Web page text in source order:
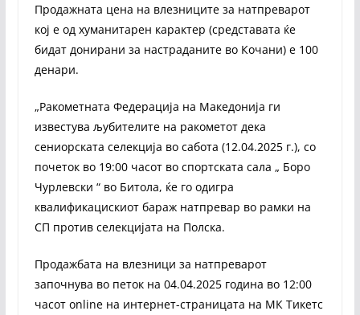
Продажната цена на влезниците за натпреварот
кој е од хуманитарен карактер (средставата ќе
бидат донирани за настраданите во Кочани) е 100
денари.
„Ракометната Федерација на Македонија ги
известува љубителите на ракометот дека
сениорската селекција во сабота (12.04.2025 г.), со
почеток во 19:00 часот во спортската сала „ Боро
Чурлевски “ во Битола, ќе го одигра
квалификацискиот бараж натпревар во рамки на
СП против селекцијата на Полска.
Продажбата на влезници за натпреварот
започнува во петок на 04.04.2025 година во 12:00
часот online на интернет-страницата на МК Тикетс